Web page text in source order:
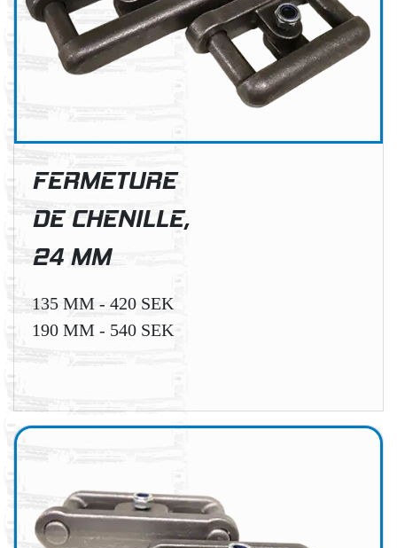
FERMETURE
DE CHENILLE,
24 MM
135 MM - 420 SEK
190 MM - 540 SEK